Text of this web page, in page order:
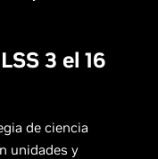
3 el 16
de ciencia
unidades y